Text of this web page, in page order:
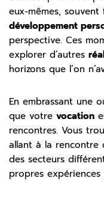
eux-mêmes,
développement
perspective. Ces
explorer d’autres
horizons que l’on
En embrassant une
que votre vocation
rencontres. Vous
allant à la
des secteurs
propres